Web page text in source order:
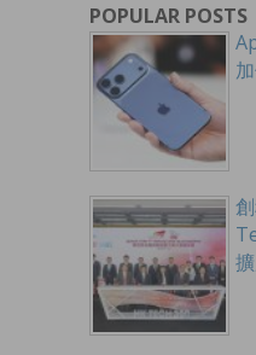
POPULAR POSTS